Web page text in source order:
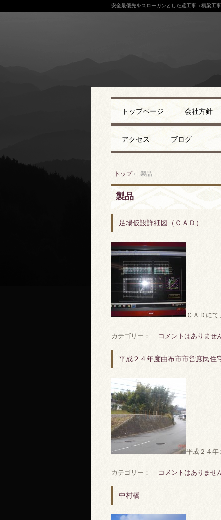
安全最優先をスローガンとした鳶工事（橋梁工
トップページ 会社方針
アクセス ブログ
トップ› 製品
製品
足場仮設詳細図（ＣＡＤ）
ＣＡＤにて
カテゴリー： ｜ コメントはありませ
平成２４年度由布市市営庶民住
平成２４年
カテゴリー： ｜ コメントはありませ
中村橋